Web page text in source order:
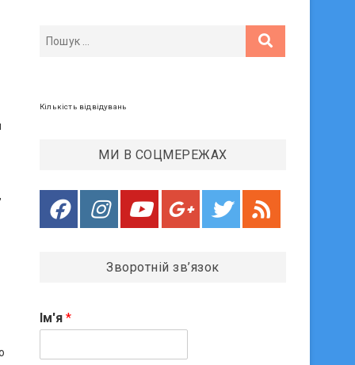
Кількість відвідувань
МИ В СОЦМЕРЕЖАХ
Зворотній зв’язок
Ім'я *